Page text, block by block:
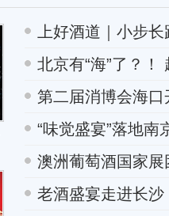
上好酒道｜小步
北京有“海”了？！
第二届消博会海口
“味觉盛宴”落地南
澳洲葡萄酒国家
老酒盛宴走进长